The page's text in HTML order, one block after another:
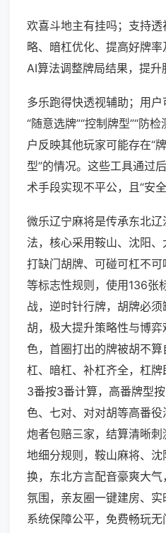
欢喜斗地主有挂吗；支持
略、暗杠优化、提高好牌
AI算法调整牌局结果，提升
多乐跑得快透视辅助；用
“随意选牌”“控制牌型”“防
户反映其他玩家可能存在“
型”的情况。这些工具通过
术手段实现不平公，且“安全
微乐辽宁麻将是传承东北
法，核心采用鞍山、沈阳
打缺门胡牌、可碰可杠不
等标志性规则，使用136张
战，逆时针行牌，胡牌必
胡，极大提升策略性与博
色，首圈打出的牌被胡不
杠、暗杠、补杠齐全，杠
3番按3番计算，高番牌型
色、七对、对对胡等高番
炮者包赔三家，结算清晰
地细分规则，鞍山麻将、
换，东北方言配音豪爽大
氛围，亲友圈一键建房、
系统保障公平，免费畅玩